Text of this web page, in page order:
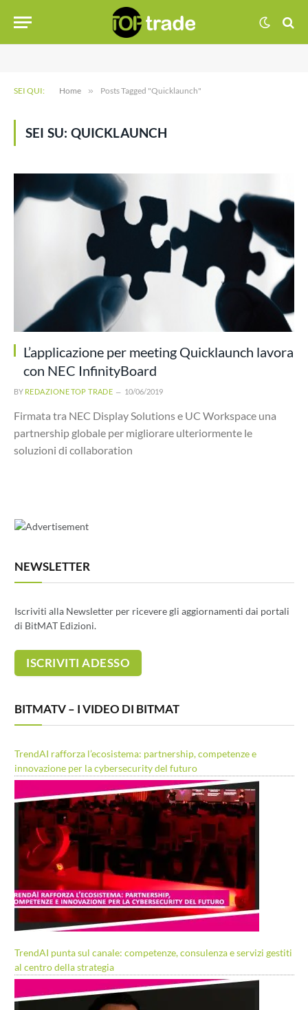
SEI QUI: Home » Posts Tagged "Quicklaunch"
SEI SU: QUICKLAUNCH
L’applicazione per meeting Quicklaunch lavora
con NEC InfinityBoard
BY REDAZIONE TOP TRADE 10/06/2019
Firmata tra NEC Display Solutions e UC Workspace una
partnership globale per migliorare ulteriormente le
soluzioni di collaboration
NEWSLETTER
Iscriviti alla Newsletter per ricevere gli aggiornamenti dai portali
di BitMAT Edizioni.
BITMATV – I VIDEO DI BITMAT
TrendAI rafforza l’ecosistema: partnership, competenze e
innovazione per la cybersecurity del futuro
TrendAI punta sul canale: competenze, consulenza e servizi gestiti
al centro della strategia